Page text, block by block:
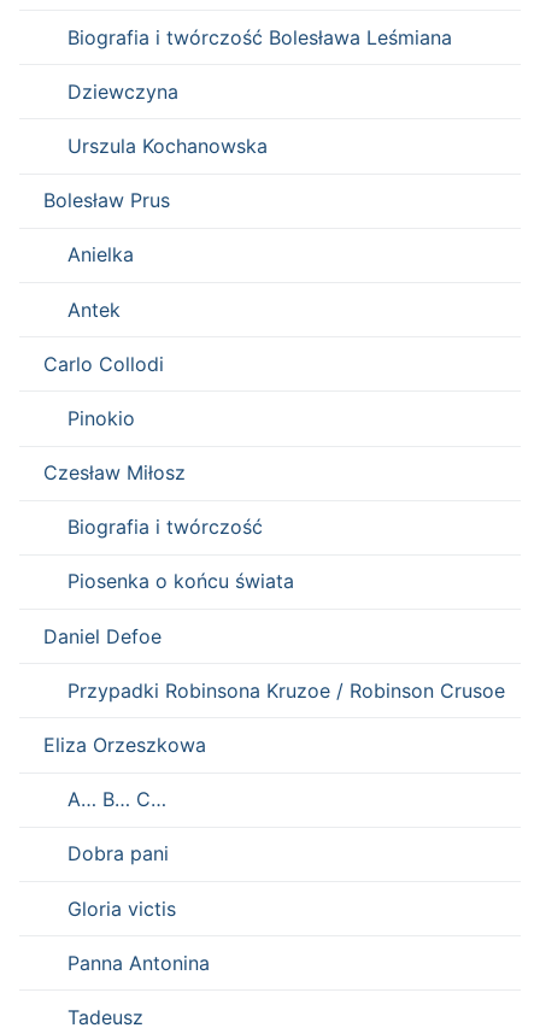
Biografia i twórczość Bolesława Leśmiana
Dziewczyna
Urszula Kochanowska
Bolesław Prus
Anielka
Antek
Carlo Collodi
Pinokio
Czesław Miłosz
Biografia i twórczość
Piosenka o końcu świata
Daniel Defoe
Przypadki Robinsona Kruzoe / Robinson Crusoe
Eliza Orzeszkowa
A… B… C…
Dobra pani
Gloria victis
Panna Antonina
Tadeusz